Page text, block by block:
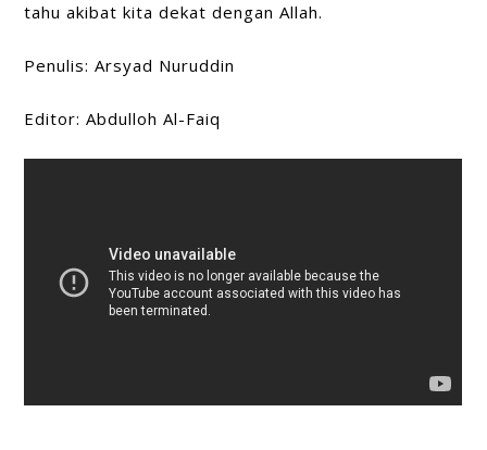
tahu akibat kita dekat dengan Allah.
Penulis: Arsyad Nuruddin
Editor: Abdulloh Al-Faiq